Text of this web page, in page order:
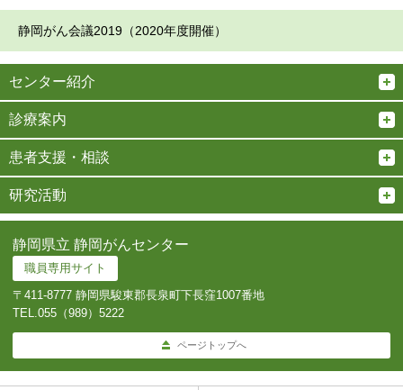
静岡がん会議2019（2020年度開催）
センター紹介
診療案内
患者支援・相談
研究活動
静岡県立 静岡がんセンター
職員専用サイト
〒411-8777 静岡県駿東郡長泉町下長窪1007番地
TEL.055（989）5222
ページトップへ